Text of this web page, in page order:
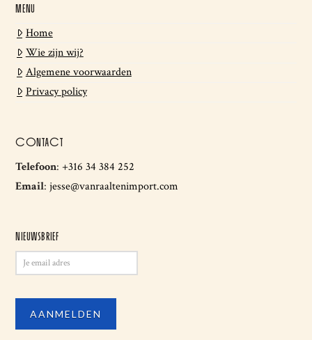
MENU
Home
Wie zijn wij?
Algemene voorwaarden
Privacy policy
CONTACT
Telefoon: +316 34 384 252
Email:jesse@vanraaltenimport.com
NIEUWSBRIEF